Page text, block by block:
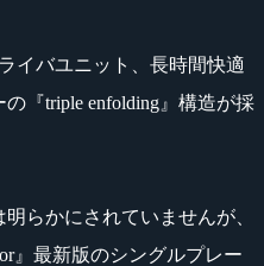
イバユニット、長時間快適
『triple enfolding』構造が採
らかにされていませんが、
』最新版のシングルプレー